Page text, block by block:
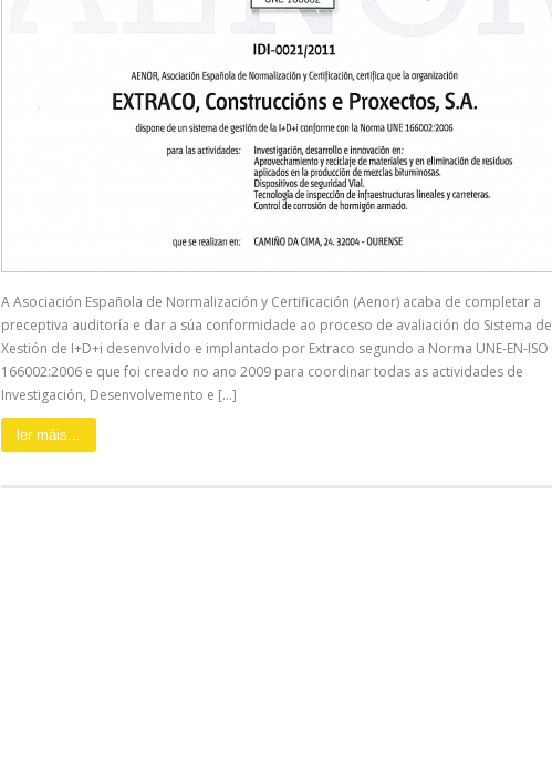
A Asociación Española de Normalización y Certificación (Aenor) acaba de completar a
preceptiva auditoría e dar a súa conformidade ao proceso de avaliación do Sistema de
Xestión de I+D+i desenvolvido e implantado por Extraco segundo a Norma UNE-EN-ISO
166002:2006 e que foi creado no ano 2009 para coordinar todas as actividades de
Investigación, Desenvolvemento e [...]
ler máis...